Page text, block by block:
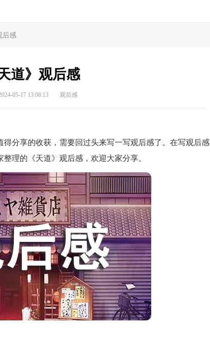
后感
天道》观后感
05-17 13:08:13 观后感
享的收获，需要回过头来写一写观后感了。在写观后感
理的《天道》观后感，欢迎大家分享。